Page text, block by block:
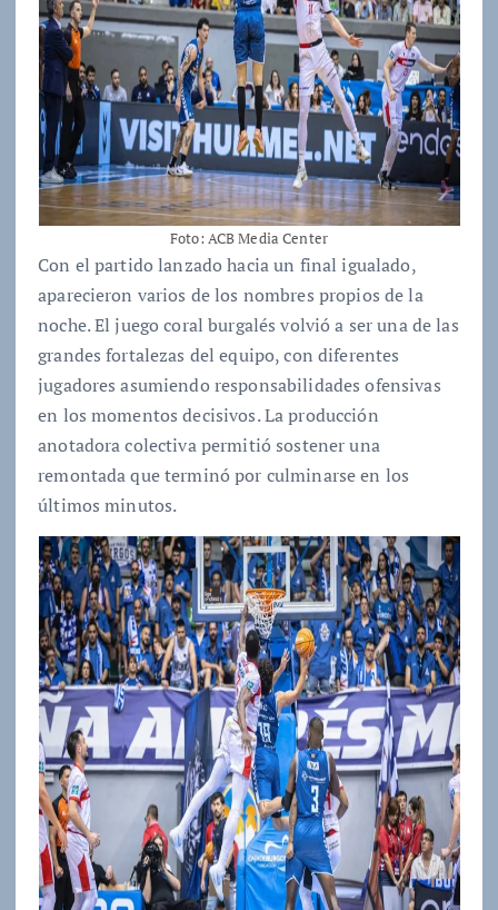
Foto: ACB Media Center
Con el partido lanzado hacia un final igualado,
aparecieron varios de los nombres propios de la
noche. El juego coral burgalés volvió a ser una de las
grandes fortalezas del equipo, con diferentes
jugadores asumiendo responsabilidades ofensivas
en los momentos decisivos. La producción
anotadora colectiva permitió sostener una
remontada que terminó por culminarse en los
últimos minutos.